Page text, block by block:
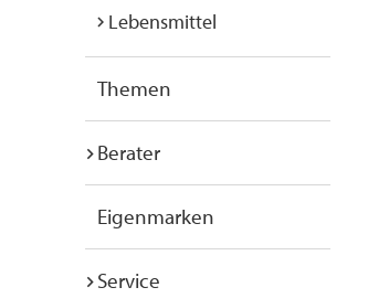
Lebensmittel
Themen
Berater
Eigenmarken
Service